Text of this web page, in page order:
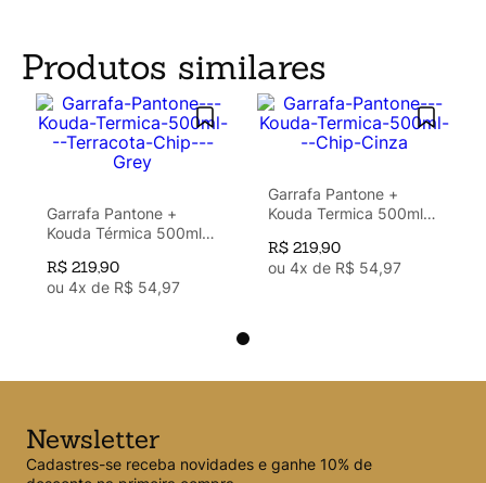
Produtos similares
Garrafa Pantone +
Kouda Térmica 500ml -
R$ 21990
ou 4x de R$ 54,97
Garrafa Pantone +
Kouda Termica 500ml -
R$ 21990
ou 4x de R$ 54,97
Newsletter
Cadastres-se receba novidades e ganhe 10% de